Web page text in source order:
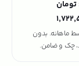
تومان
ماهانه. بدون
چک و ضامن.